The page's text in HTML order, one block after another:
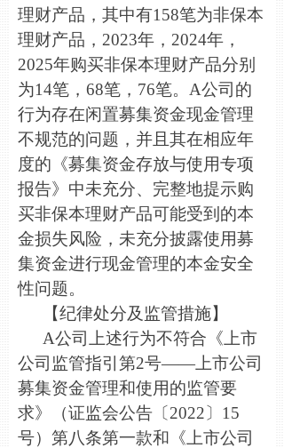
理财产品，其中有158笔为非保本
理财产品，2023年，2024年，
2025年购买非保本理财产品分别
为14笔，68笔，76笔。A公司的
行为存在闲置募集资金现金管理
不规范的问题，并且其在相应年
度的《募集资金存放与使用专项
报告》中未充分、完整地提示购
买非保本理财产品可能受到的本
金损失风险，未充分披露使用募
集资金进行现金管理的本金安全
性问题。
【纪律处分及监管措施】
A公司上述行为不符合《上市
公司监管指引第2号——上市公司
募集资金管理和使用的监管要
求》（证监会公告〔2022〕15
号）第八条第一款和《上市公司